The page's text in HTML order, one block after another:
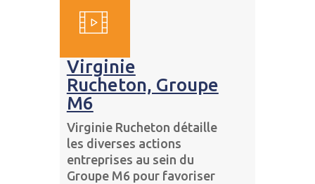
Virginie
Rucheton, Groupe
M6
Virginie Rucheton détaille
les diverses actions
entreprises au sein du
Groupe M6 pour favoriser